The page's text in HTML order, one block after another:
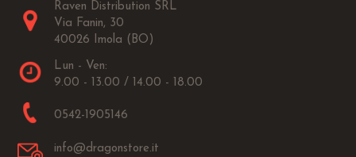
Raven Distribution SRL
Via Fanin, 30
40026 Imola (BO)
Lun - Ven:
9.00 - 13.00 / 14.00 - 18.00
0542-1905146
info@dragonstore.it